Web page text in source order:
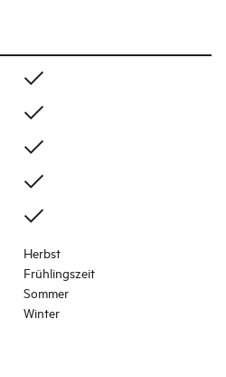
Herbst
Frühlingszeit
Sommer
Winter